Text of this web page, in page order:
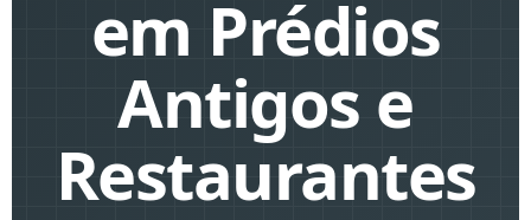
em Prédios
Antigos e
Restaurantes